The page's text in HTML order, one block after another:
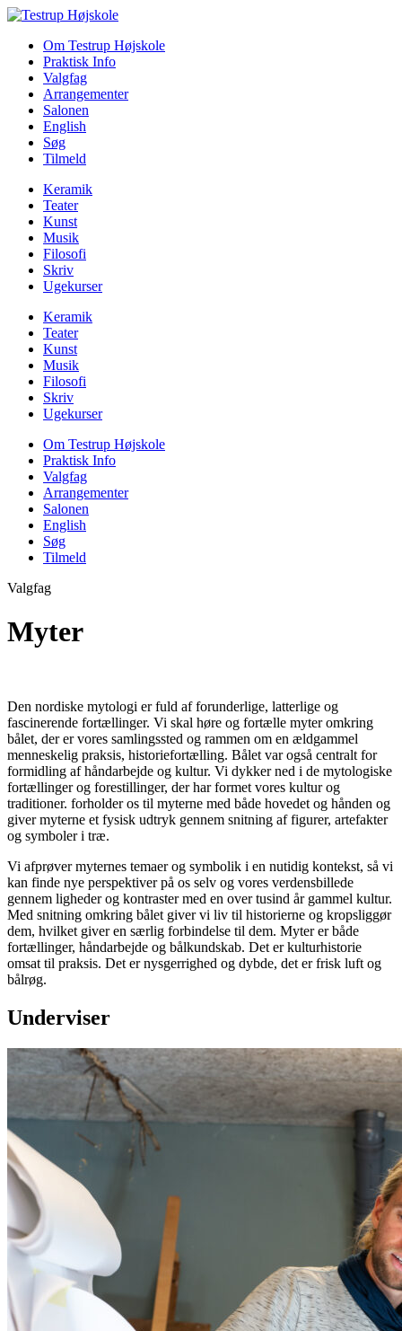
Om Testrup Højskole
Praktisk Info
Valgfag
Arrangementer
Salonen
English
Søg
Tilmeld
Keramik
Teater
Kunst
Musik
Filosofi
Skriv
Ugekurser
Keramik
Teater
Kunst
Musik
Filosofi
Skriv
Ugekurser
Om Testrup Højskole
Praktisk Info
Valgfag
Arrangementer
Salonen
English
Søg
Tilmeld
Valgfag
Myter
Den nordiske mytologi er fuld af forunderlige, latterlige og
fascinerende fortællinger. Vi skal høre og fortælle myter omkring
bålet, der er vores samlingssted og rammen om en ældgammel
menneskelig praksis, historiefortælling. Bålet var også centralt for
formidling af håndarbejde og kultur. Vi dykker ned i de mytologiske
fortællinger og forestillinger, der har formet vores kultur og
traditioner. forholder os til myterne med både hovedet og hånden og
giver myterne et fysisk udtryk gennem snitning af figurer, artefakter
og symboler i træ.
Vi afprøver myternes temaer og symbolik i en nutidig kontekst, så vi
kan finde nye perspektiver på os selv og vores verdensbillede
gennem ligheder og kontraster med en over tusind år gammel kultur.
Med snitning omkring bålet giver vi liv til historierne og kropsliggør
dem, hvilket giver en særlig forbindelse til dem. Myter er både
fortællinger, håndarbejde og bålkundskab. Det er kulturhistorie
omsat til praksis. Det er nysgerrighed og dybde, det er frisk luft og
bålrøg.
Underviser